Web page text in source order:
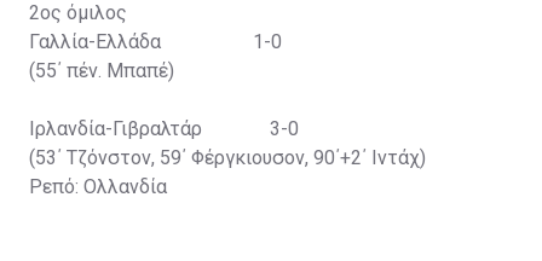
2ος όμιλος
Γαλλία-Ελλάδα 1-0
(55΄ πέν. Μπαπέ)
Ιρλανδία-Γιβραλτάρ 3-0
(53΄ Τζόνστον, 59΄ Φέργκιουσον, 90΄+2΄ Ιντάχ)
Ρεπό: Ολλανδία